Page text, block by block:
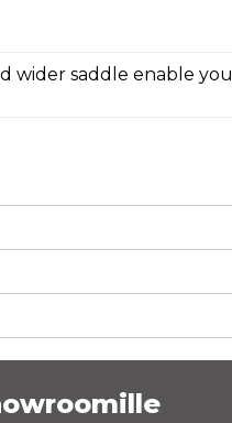
wider saddle enable you